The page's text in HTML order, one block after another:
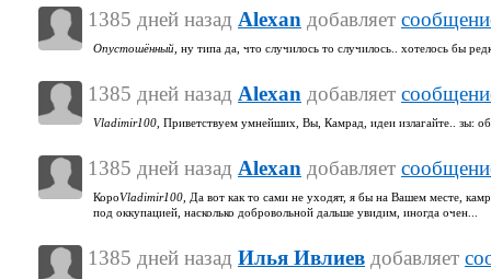
1385 дней назад Alexan добавляет
Опустошённый, ну типа да, что случилось то случилось.. хотелось бы
1385 дней назад Alexan добавляет
Vladimir100, Приветствуем умнейших, Вы, Камрад, идеи излагайте.. зы:
1385 дней назад Alexan добавляет
КороVladimir100, Да вот как то сами не уходят, я бы на Вашем месте,
под оккупацией, насколько добровольной дальше увидим, иногда очен...
1385 дней назад Илья Ивлиев добавляет